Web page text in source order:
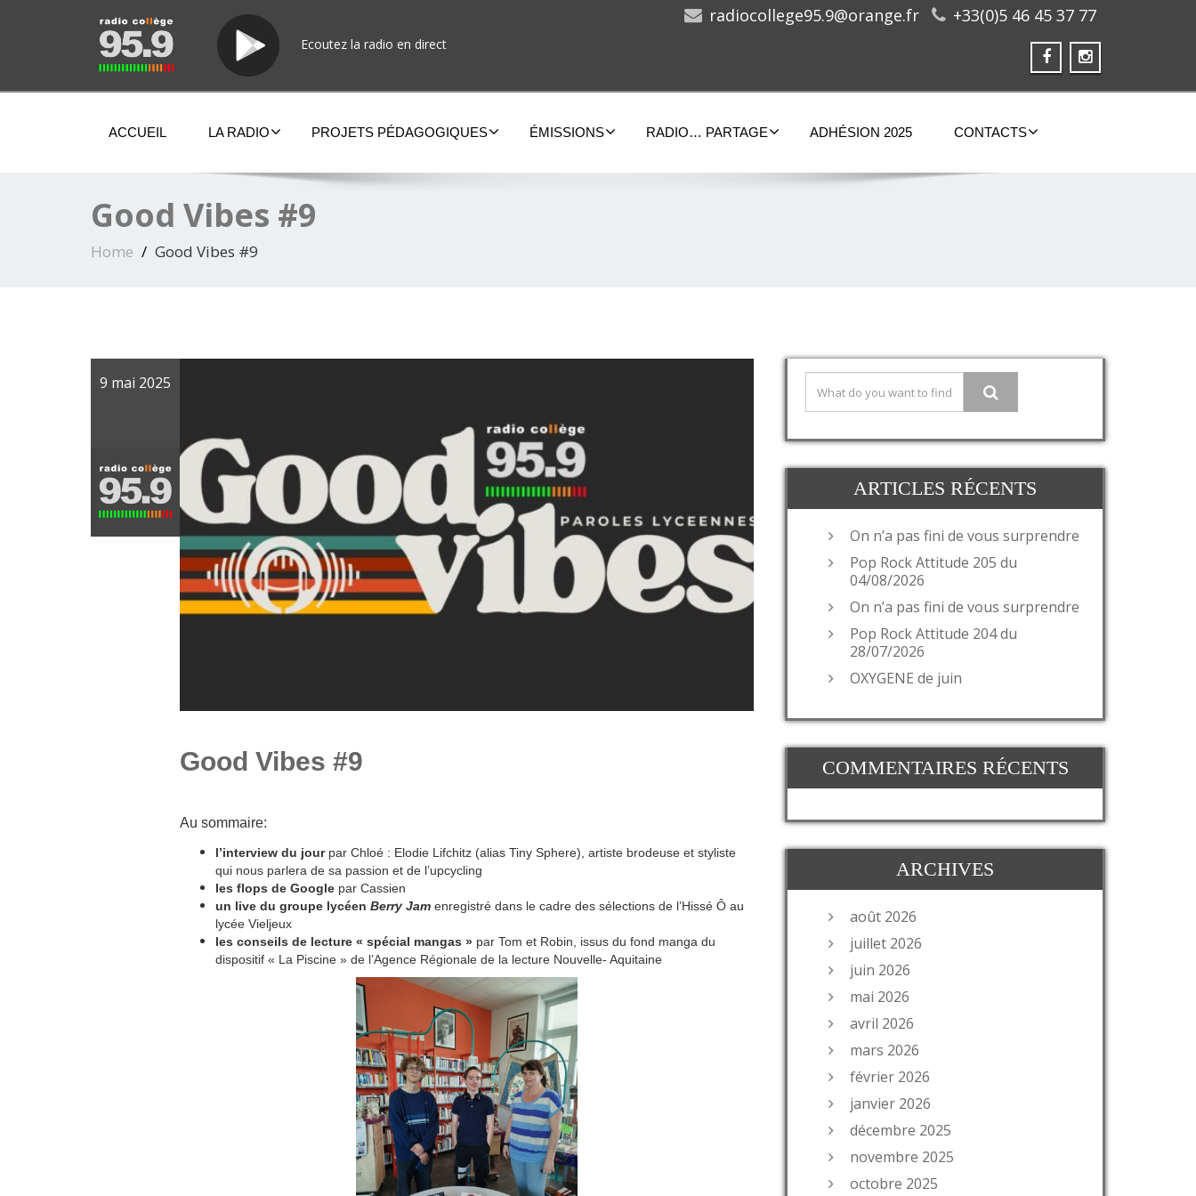
Ecoutez la radio en direct
radiocollege95.9@orange.fr +33(0)5 46 45 37 77
ACCUEIL LA RADIO PROJETS PÉDAGOGIQUES ÉMISSIONS RADIO… PARTAGE ADHÉSION 2025 CONTACTS
Good Vibes #9
Home Good Vibes #9
9 mai 2025
Good Vibes #9
Au sommaire:
l’interview du jourpar Chloé : Elodie Lifchitz (alias Tiny Sphere), artiste brodeuse et styliste
qui nous parlera de sa passion et de l’upcycling
les flops de Google par Cassien
un live du groupe lycéen Berry Jam enregistré dans le cadre des sélections de l’Hissé Ô au
lycée Vieljeux
les conseils de lecture « spécial mangas » par Tom et Robin, issus du fond manga du
dispositif « La Piscine » de l’Agence Régionale de la lecture Nouvelle- Aquitaine
ARTICLES RÉCENTS
On n’a pas fini de vous surprendre
Pop Rock Attitude 205 du
04/08/2026
On n’a pas fini de vous surprendre
Pop Rock Attitude 204 du
28/07/2026
OXYGENE de juin
COMMENTAIRES RÉCENTS
ARCHIVES
août 2026
juillet 2026
juin 2026
mai 2026
avril 2026
mars 2026
février 2026
janvier 2026
décembre 2025
novembre 2025
octobre 2025